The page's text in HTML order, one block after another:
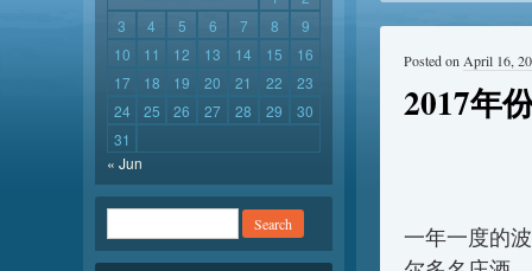
2017年
Posted on April 16,
一年一度的
3
4 5 6 7 8
9
10
11 12 13 14 15
16
17
18 19 20 21 22
23
24
25 26 27 28 29
30
31
« Jun